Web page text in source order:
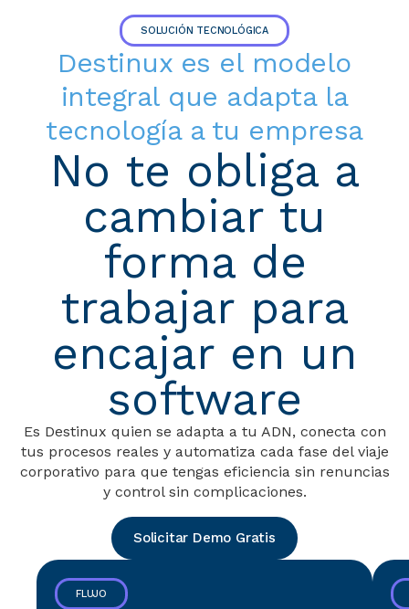
SOLUCIÓN TECNOLÓGICA
Destinux es el modelo
integral que adapta la
tecnología a tu empresa
No te obliga a
cambiar tu
forma de
trabajar para
encajar en un
software
Es Destinux quien se adapta a tu ADN, conecta con
tus procesos reales y automatiza cada fase del viaje
corporativo para que tengas eficiencia sin renuncias
y control sin complicaciones.
Solicitar Demo Gratis
FLUJO